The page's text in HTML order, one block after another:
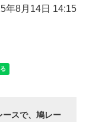
年8月14日 14:15
スで、鳩レー